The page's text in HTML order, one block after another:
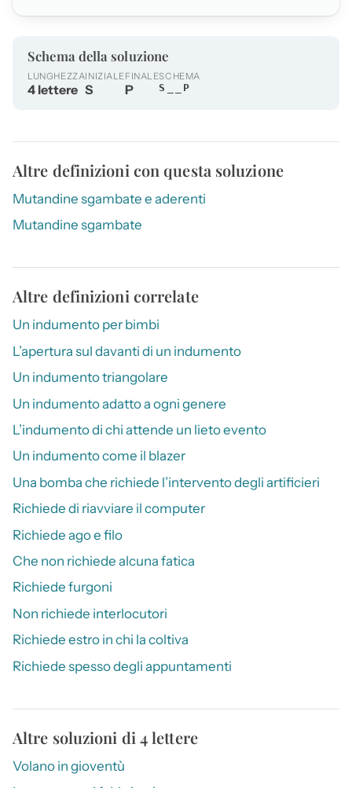
Schema della soluzione
LUNGHEZZA
4 lettere
INIZIALE
S
FINALE
P
SCHEMA
S__P
Altre definizioni con questa soluzione
Mutandine sgambate e aderenti
Mutandine sgambate
Altre definizioni correlate
Un indumento per bimbi
L’apertura sul davanti di un indumento
Un indumento triangolare
Un indumento adatto a ogni genere
L’indumento di chi attende un lieto evento
Un indumento come il blazer
Una bomba che richiede l’intervento degli artificieri
Richiede di riavviare il computer
Richiede ago e filo
Che non richiede alcuna fatica
Richiede furgoni
Non richiede interlocutori
Richiede estro in chi la coltiva
Richiede spesso degli appuntamenti
Altre soluzioni di 4 lettere
Volano in gioventù